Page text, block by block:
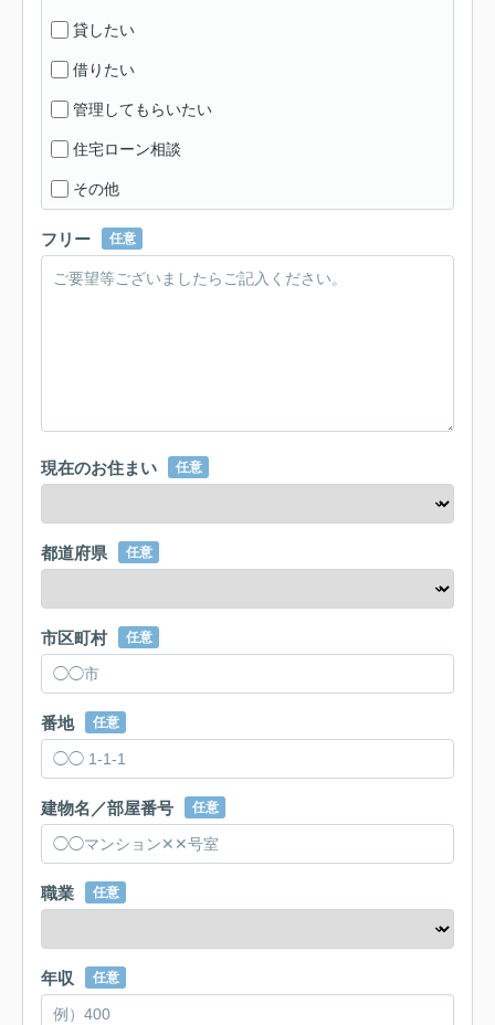
貸したい
借りたい
管理してもらいたい
住宅ローン相談
その他
フリー 任意
現在のお住まい 任意
都道府県 任意
市区町村 任意
番地 任意
建物名／部屋番号 任意
職業 任意
年収 任意